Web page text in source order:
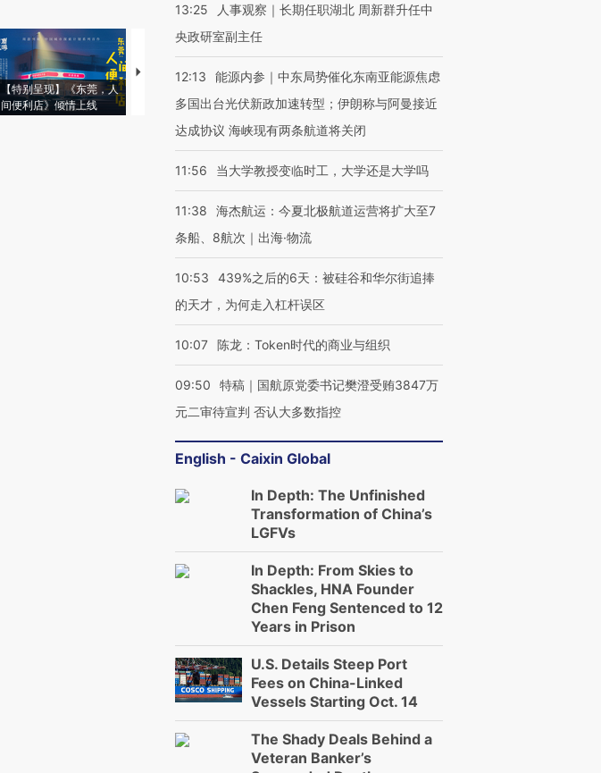
【特别呈现】《东莞，人
间便利店》倾情上线
【推广】走进第四届链博
有意思的生活方式·第三对
【商旅对话】华住集团
住三大增长引擎是什么？
13:25
人事观察｜长期任职湖北 周新群升任中
央政研室副主任
12:13
能源内参｜中东局势催化东南亚能源焦虑
多国出台光伏新政加速转型；伊朗称与阿曼接近
达成协议 海峡现有两条航道将关闭
11:56 当大学教授变临时工，大学还是大学吗
11:38
海杰航运：今夏北极航道运营将扩大至7
条船、8航次｜出海·物流
10:53
439%之后的6天：被硅谷和华尔街追捧
的天才，为何走入杠杆误区
10:07 陈龙：Token时代的商业与组织
09:50
特稿｜国航原党委书记樊澄受贿3847万
元二审待宣判 否认大多数指控
English - Caixin Global
In Depth: The Unfinished
Transformation of China’s
LGFVs
In Depth: From Skies to
Shackles, HNA Founder
Chen Feng Sentenced to 12
Years in Prison
U.S. Details Steep Port
Fees on China-Linked
Vessels Starting Oct. 14
The Shady Deals Behind a
Veteran Banker’s